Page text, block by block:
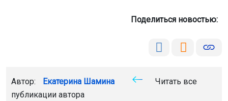
Поделиться новостью:
Автор: Екатерина Шамина
Читать все
публикации автора